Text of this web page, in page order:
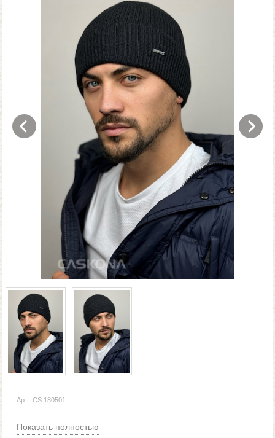
Арт.: CS 180501
Показать полностью